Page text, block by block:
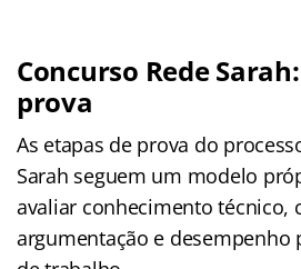
Concurso Rede
prova
As etapas de prova do
Sarah seguem um modelo
avaliar conhecimento técnico,
argumentação e desempenho